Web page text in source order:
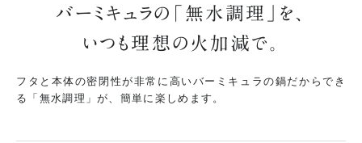
バーミキュラの「無水調理」を、
いつも理想の火加減で。
フタと本体の密閉性が非常に高いバーミキュラの鍋だからでき
る「無水調理」が、簡単に楽しめます。